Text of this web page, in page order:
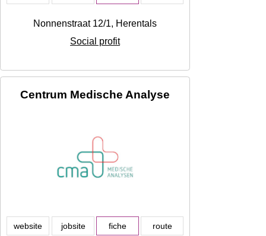
Nonnenstraat 12/1, Herentals
Social profit
Centrum Medische Analyse
website jobsite fiche route